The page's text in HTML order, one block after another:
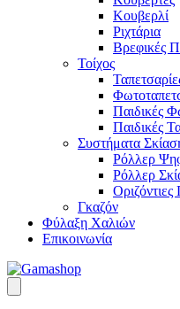
Κουβερλί
Ριχτάρια
Βρεφικές
Τοίχος
Παιδικές
Παιδικές
Συστήματα
Ρόλλερ
Ρόλλερ
Γκαζόν
Φύλαξη Χαλιών
Επικοινωνία